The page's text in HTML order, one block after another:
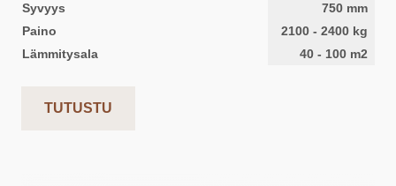
Syvyys
750 mm
Paino
2100 - 2400 kg
Lämmitysala
40 - 100 m2
TUTUSTU